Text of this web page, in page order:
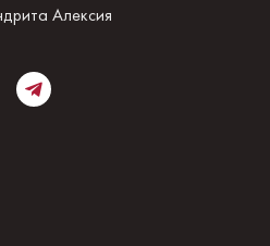
Алексия